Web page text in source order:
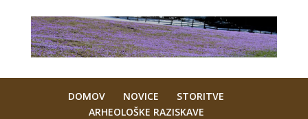
DOMOV NOVICE
STORITVE
ARHEOLOŠKE RAZISKAVE